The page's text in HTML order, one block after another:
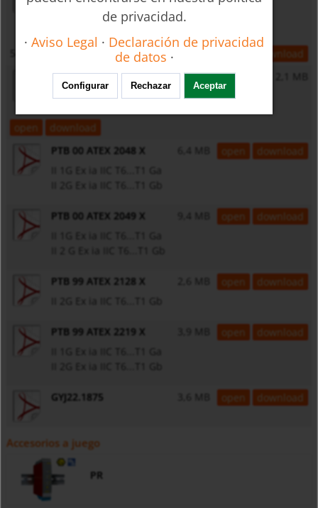
Electronic transmitter type ES, ES-PPA or ES-FF
download
HMT21-4151X
Ignition Hazard Assessment
open
download
PTB 00 ATEX 2048 X
II 1G Ex ia IIC T6...T1 Ga
II 2G Ex ia IIC T6...T1 Gb
6,4 MB open download
PTB 00 ATEX 2049 X
9,4 MB open download
PTB 99 ATEX 2128 X
II 2G Ex ia IIC T6...T1 Gb
2,6 MB open download
PTB 99 ATEX 2219 X
open download
GYJ22.1875 3,6 MB open download
Accesorios a juego
PR
de privacidad.
·Aviso Legal · Declaración de privacidad
de datos ·
Configurar Rechazar Aceptar